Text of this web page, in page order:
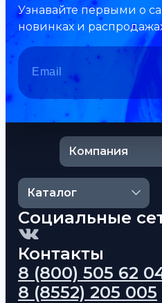
Узнавайте первыми о
новинках и
Компания
Каталог
Контакты
8 (800) 505 62
8 (8552) 205 005
Социальные